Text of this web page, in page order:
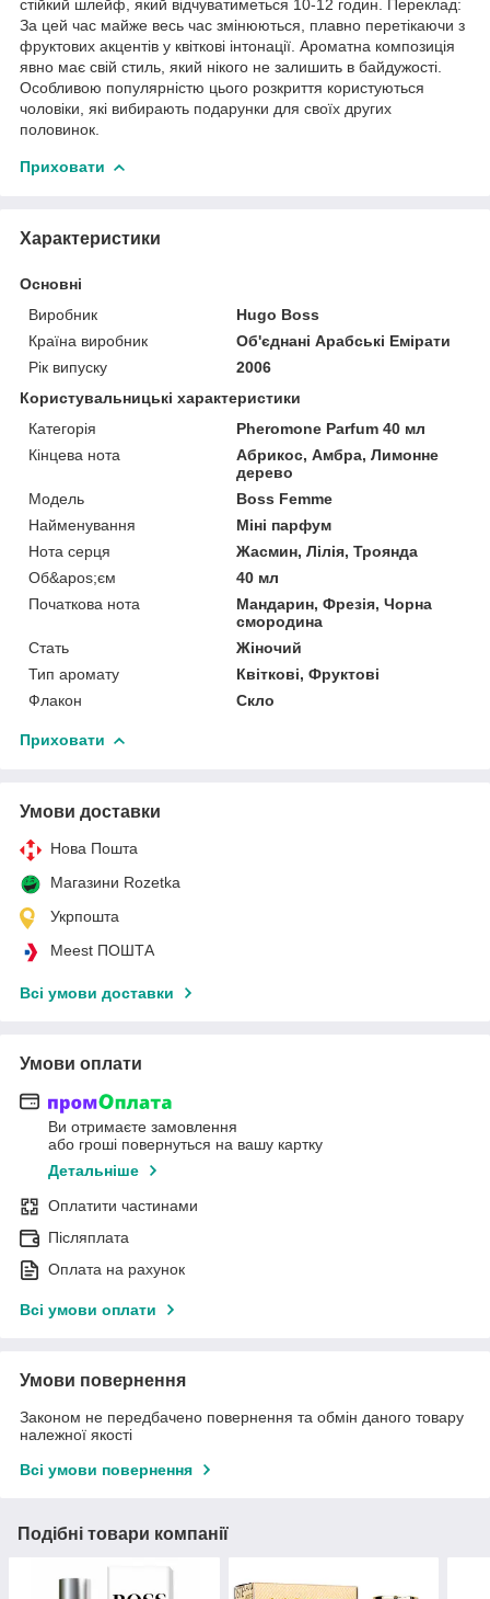
стійкий шлейф, який відчуватиметься 10-12 годин. Переклад:
За цей час майже весь час змінюються, плавно перетікаючи з
фруктових акцентів у квіткові інтонації. Ароматна композиція
явно має свій стиль, який нікого не залишить в байдужості.
Особливою популярністю цього розкриття користуються
чоловіки, які вибирають подарунки для своїх других
половинок.
Приховати
Характеристики
Основні
Виробник
Hugo Boss
Країна виробник
Об'єднані Арабські Емірати
Рік випуску
2006
Користувальницькі характеристики
Категорія
Pheromone Parfum 40 мл
Кінцева нота
Абрикос, Амбра, Лимонне
дерево
Мoдель
Boss Femme
Найменування
Міні парфум
Нота серця
Жасмин, Лілія, Троянда
Об&apos;єм
40 мл
Початкова нота
Мандарин, Фрезія, Чорна
смородина
Стать
Жіночий
Тип аромату
Квіткові, Фруктові
Флакон
Скло
Приховати
Умови доставки
Нова Пошта
Магазини Rozetka
Укрпошта
Meest ПОШТА
Всі умови доставки
Умови оплати
Ви отримаєте замовлення
або гроші повернуться на вашу картку
Детальніше
Оплатити частинами
Післяплата
Оплата на рахунок
Всі умови оплати
Умови повернення
Законом не передбачено повернення та обмін даного товару
належної якості
Всі умови повернення
Подібні товари компанії